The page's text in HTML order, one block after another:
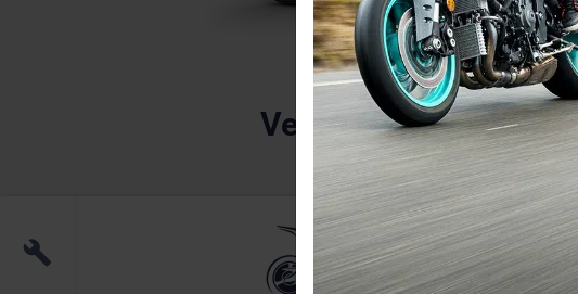
Kawasaki
Versys 1000 SE 2022
(0)